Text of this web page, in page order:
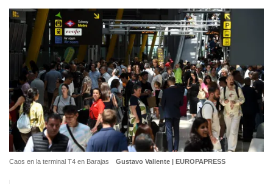
Caos en la terminal T4 en Barajas Gustavo Valiente | EUROPAPRESS